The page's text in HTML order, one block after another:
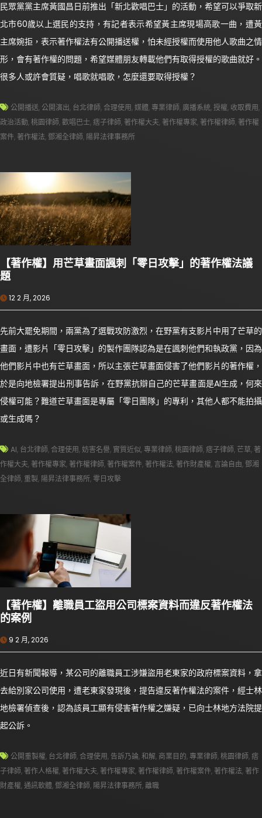
民眾黨黨主席黃國昌日前推出「新北歡唱巴士」的活動，希望可以爭取新
北市60歲以上選民的支持，有記者表示希望黃主席現場高歌一曲，遭黃
主席婉拒，表示著作權法有公開播送權，怕未經授權而使用他人歌曲之情
形，會有著作權的問題，希望媒體朋友轉載他們有取得授權的歌曲就好。
很多人或許會質疑，唱歌就唱歌，怎麼還要取得授權？
公開播送, 公開演出, 台北律師, 合理使用,媒體,專業律師, 廣播系統,授權, 收取費用,
政治活動,桃園律師,歡唱巴士,痞子律師, 著作權大夫, 著作權專家, 著作權律師, 著作權
案件, 著作權法, 鄧湘全律師, 陽昇法律事務所
【著作權】用芒草畫面諷刺「零日攻擊」的著作權法議
題
12 2 月, 2026
先前大罷免期間，兩黨為了選戰攻防激烈，在野黨有支影片中用了芒草的
畫面，遭影片「零日攻擊」的製作團隊認為是在諷刺他們和執政黨，因為
他們影片中也有芒草畫面，所以主張芒草畫面侵害了他們影片的著作權，
於是向地檢署提出刑事告訴，在野黨抗辯自己的芒草畫面是AI生成，何來
侵權可能？難道芒草畫面是專屬「零日團隊」的專利，其他人都不能拍攝
或生成嗎？
AI, 台北律師, 合理使用,妨害名譽, 實質近似,專業律師,桃園律師,痞子律師, 芒草, 著
作權大夫, 著作權專家, 著作權律師, 著作權案件, 著作權法, 著作財產權, 言論自由, 鄧湘
全律師, 重製, 陽昇法律事務所, 零日攻擊
【著作權】離職員工盜用公司標案資料而違反著作權法
的案例
9 2 月, 2026
近日有新聞報導，某公司的離職員工涉嫌盜用老東家的政府標案資料，拿
去給別家公司使用，遭老東家發現後，提告違反著作權法的案件，經士林
地檢署偵查後，認為該員工顯有侵害著作權之嫌疑，已向士林地方法院提
起公訴。
公開重製權, 台北律師, 合理使用, 告訴乃論,和解, 商業目的,專業律師,桃園律師,痞
子律師, 著作人格權, 著作權大夫, 著作權專家, 著作權律師, 著作權案件, 著作權法, 著作
財產權,通訊軟體, 鄧湘全律師, 陽昇法律事務所,離職